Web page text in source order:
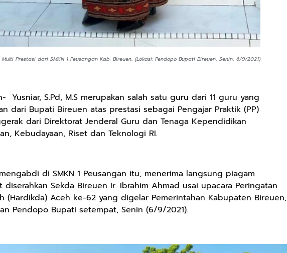
Multi Prestasi dari SMKN 1 Peusangan Kab. Bireuen, (Lokasi: Pendopo Bupati Bireuen, Senin, 6/9/2021)
Yusniar, S.Pd, M.S merupakan salah satu guru dari 11 guru yang
dari Bupati Bireuen atas prestasi sebagai Pengajar Praktik (PP)
dari Direktorat Jenderal Guru dan Tenaga Kependidikan
Kebudayaan, Riset dan Teknologi RI.
di SMKN 1 Peusangan itu, menerima langsung piagam
Sekda Bireuen Ir. Ibrahim Ahmad usai upacara Peringatan
(Hardikda) Aceh ke-62 yang digelar Pemerintahan Kabupaten Bireuen,
Pendopo Bupati setempat, Senin (6/9/2021).